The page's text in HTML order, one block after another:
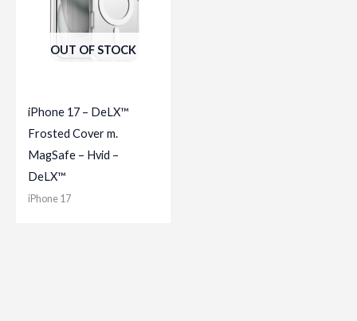
OUT OF STOCK
iPhone 17 – DeLX™
Frosted Cover m.
MagSafe – Hvid –
DeLX™
iPhone 17